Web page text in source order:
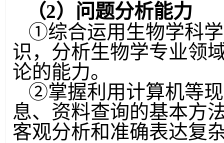
（2）问题分析能力
①综合运用生物学科
识，分析生物学专业领
论的能力。
②掌握利用计算机等
息、资料查询的基本方
客观分析和准确表达复